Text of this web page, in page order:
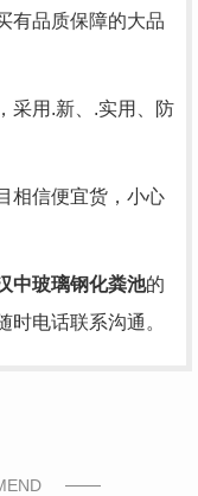
有品质保障的大品
采用.新、.实用、防
相信便宜货，小心
中玻璃钢化粪池的
电话联系沟通。